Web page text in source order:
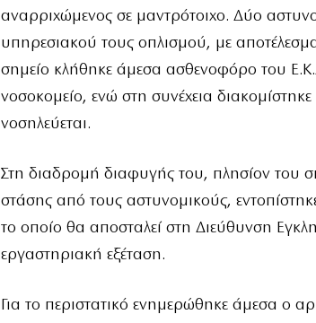
αναρριχώμενος σε μαντρότοιχο. Δύο
υπηρεσιακού τους οπλισμού, με
σημείο κλήθηκε άμεσα ασθενοφόρο του
νοσοκομείο, ενώ στη συνέχεια
νοσηλεύεται.
Στη διαδρομή διαφυγής του, πλησίον του
στάσης από τους αστυνομικούς,
το οποίο θα αποσταλεί στη Διεύθυνση
εργαστηριακή εξέταση.
Για το περιστατικό ενημερώθηκε άμεσα ο